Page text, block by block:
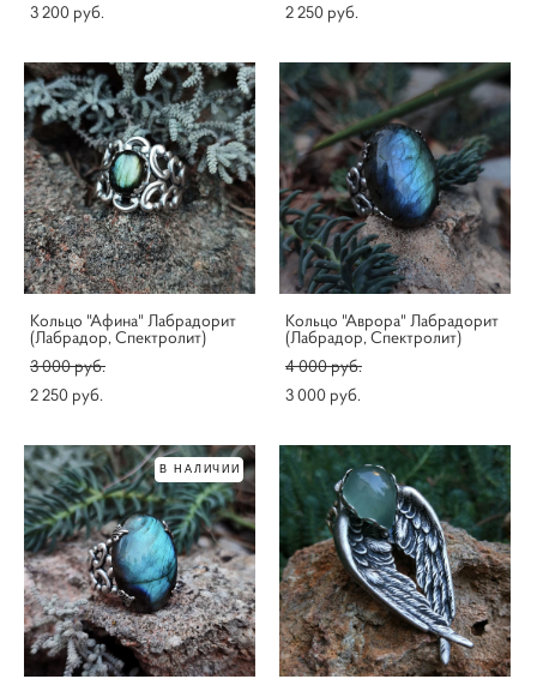
3 200 pуб.
2 250 pуб.
Кольцо "Афина" Лабрадорит
(Лабрадор, Спектролит)
3 000 pуб.
2 250 pуб.
Кольцо "Аврора" Лабрадорит
(Лабрадор, Спектролит)
4 000 pуб.
3 000 pуб.
В НАЛИЧИИ